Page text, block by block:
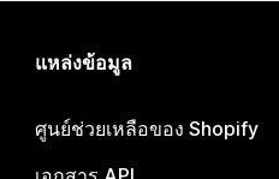
แหล่งข้อมูล
ศูนย์ช่วยเหลือของ Shopify